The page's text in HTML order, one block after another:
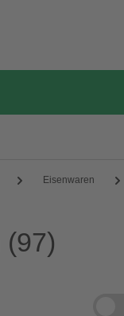
Eisenwaren
(97)